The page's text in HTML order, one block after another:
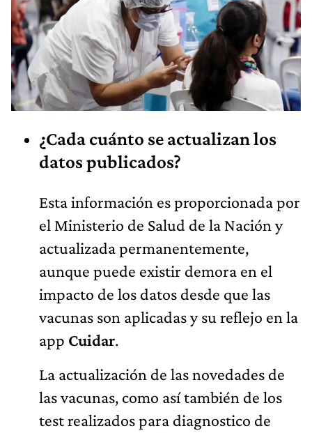
¿Cada cuánto se actualizan los
datos publicados?
Esta información es proporcionada por
el Ministerio de Salud de la Nación y
actualizada permanentemente,
aunque puede existir demora en el
impacto de los datos desde que las
vacunas son aplicadas y su reflejo en la
app Cuidar.
La actualización de las novedades de
las vacunas, como así también de los
test realizados para diagnostico de